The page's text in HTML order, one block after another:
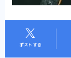
ポストする